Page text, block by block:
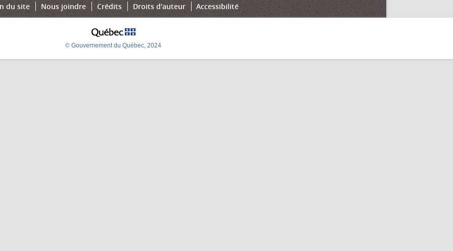
du site Nous joindre Crédits Droits d'auteur Accessibilité
© Gouvernement du Québec, 2024